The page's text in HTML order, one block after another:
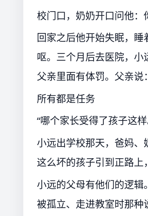
校门口，奶奶开口问他：
回家之后他开始失眠，
呕。三个月后去医院，
父亲里面有体罚。父亲说
所有都是任务
“哪个家长受得了孩子这
小远出学校那天，爸妈
这么坏的孩子引到正路上
小远的父母有他们的逻
被孤立、走进教室时那